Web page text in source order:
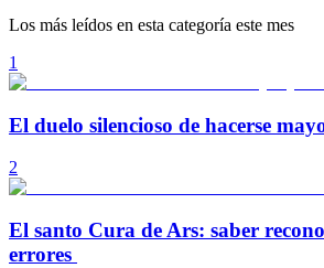
Los más leídos en esta categoría este mes
1
El duelo silencioso de hacerse
2
El santo Cura de Ars: saber
errores